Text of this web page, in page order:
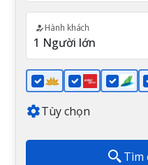
Hành khách
Tùy chọn
Tìm